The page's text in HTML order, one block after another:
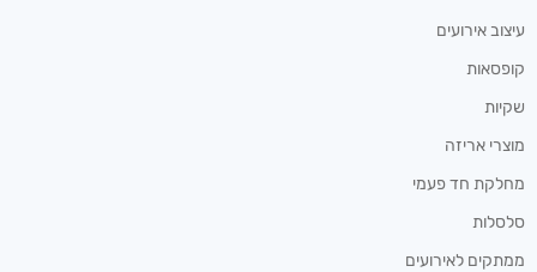
עיצוב אירועים
קופסאות
שקיות
מוצרי אריזה
מחלקת חד פעמי
סלסלות
ממתקים לאירועים